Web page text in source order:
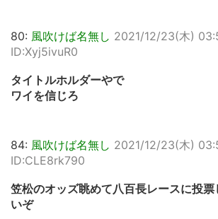
80: 風吹けば名無し 2021/12/23(木)
ID:Xyj5ivuR0
タイトルホルダーやで
ワイを信じろ
84: 風吹けば名無し 2021/12/23(木)
ID:CLE8rk790
笠松のオッズ眺めて八百長レースに投
いぞ